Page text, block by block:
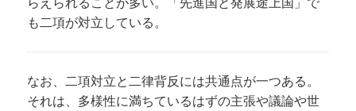
も二項が対立している。
なお、二項対立と二律背反には共通点が一つある。
それは、多様性に満ちているはずの主張や議論や世